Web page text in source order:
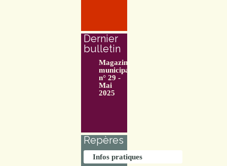
Dernier
bulletin
Magazine
municipal
n° 29 -
Mai
2025
Repères
Infos pratiques